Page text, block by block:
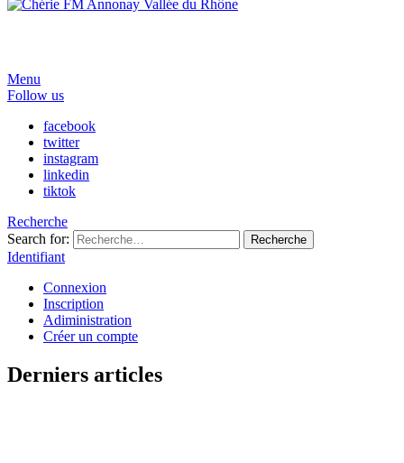
Menu
Follow us
facebook
twitter
instagram
linkedin
tiktok
Recherche
Search for:
Recherche
Identifiant
Connexion
Inscription
Adiministration
Créer un compte
Derniers articles